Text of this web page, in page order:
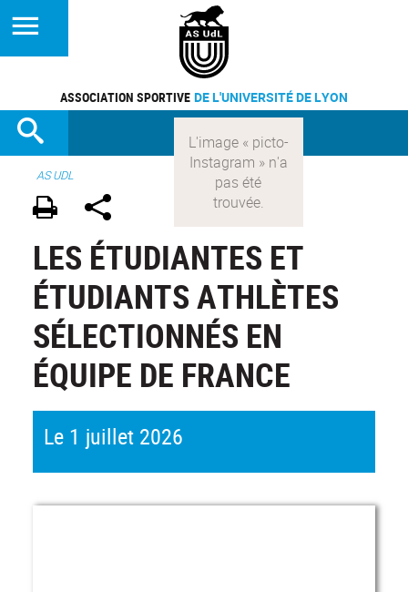
ASSOCIATION SPORTIVE DE L'UNIVERSITÉ DE LYON
AS UDL
LES ÉTUDIANTES ET
ÉTUDIANTS ATHLÈTES
SÉLECTIONNÉS EN
ÉQUIPE DE FRANCE
Le 1 juillet 2026